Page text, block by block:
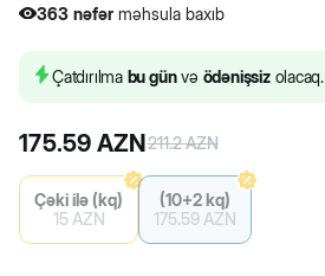
363 nəfər məhsula baxıb
363 nəfər məhsula baxıb
Çatdırılma bu günvə ödənişsizolacaq.
175.59 AZN211.2AZN
Çəki ilə (kq)
15 AZN
(10+2 kq)
175.59 AZN